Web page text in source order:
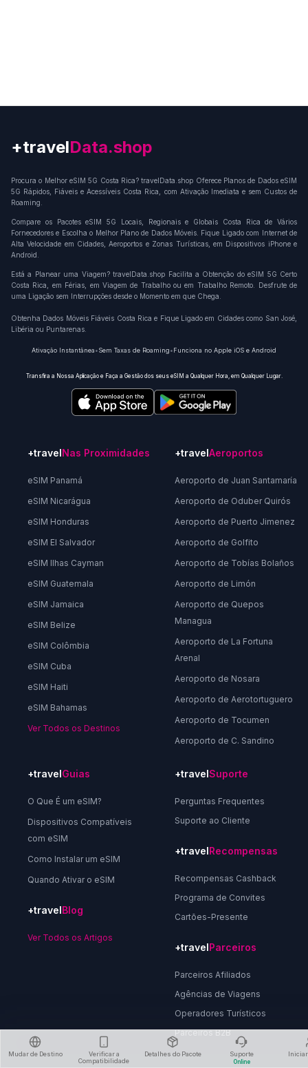
+travelConnection
Procura o Melhor eSIM 5G Costa Rica? travelData.shop Oferece Planos de Dados eSIM
5G Rápidos, Fiáveis e Acessíveis Costa Rica, com Ativação Imediata e sem Custos de
Roaming.
Compare os Pacotes eSIM 5G Locais, Regionais e Globais Costa Rica de Vários
Fornecedores e Escolha o Melhor Plano de Dados Móveis. Fique Ligado com Internet de
Alta Velocidade em Cidades, Aeroportos e Zonas Turísticas, em Dispositivos iPhone e
Android.
Está a Planear uma Viagem? travelData.shop Facilita a Obtenção do eSIM 5G Certo
Costa Rica, em Férias, em Viagem de Trabalho ou em Trabalho Remoto. Desfrute de
uma Ligação sem Interrupções desde o Momento em que Chega.
Obtenha Dados Móveis Fiáveis Costa Rica e Fique Ligado em Cidades como San José,
Libéria ou Puntarenas.
Ativação Instantânea•Sem Taxas de Roaming•Funciona no Apple iOS e Android
Transfira a Nossa Aplicação e Faça a Gestão dos seus eSIM a Qualquer Hora, em Qualquer Lugar.
+travelNas Proximidades
eSIM Panamá
eSIM Nicarágua
eSIM Honduras
eSIM El Salvador
eSIM Ilhas Cayman
eSIM Guatemala
eSIM Jamaica
eSIM Belize
eSIM Colômbia
eSIM Cuba
eSIM Haiti
eSIM Bahamas
Ver Todos os Destinos
+travelAeroportos
Aeroporto de Juan Santamaría
Aeroporto de Oduber Quirós
Aeroporto de Puerto Jimenez
Aeroporto de Golfito
Aeroporto de Tobías Bolaños
Aeroporto de Limón
Aeroporto de Quepos
Managua
Aeroporto de La Fortuna
Arenal
Aeroporto de Nosara
Aeroporto de Aerotortuguero
Aeroporto de Tocumen
Aeroporto de C. Sandino
+travelGuias
O Que É um eSIM?
Dispositivos Compatíveis
com eSIM
Como Instalar um eSIM
Quando Ativar o eSIM
+travelBlog
Ver Todos os Artigos
+travelSuporte
Perguntas Frequentes
Suporte ao Cliente
+travelRecompensas
Recompensas Cashback
Programa de Convites
Cartões-Presente
+travelParceiros
Parceiros Afiliados
Agências de Viagens
Operadores Turísticos
Parceiros B2B
Mudar de Destino
Verificar a
Compatibilidade
Detalhes do Pacote Suporte
Online